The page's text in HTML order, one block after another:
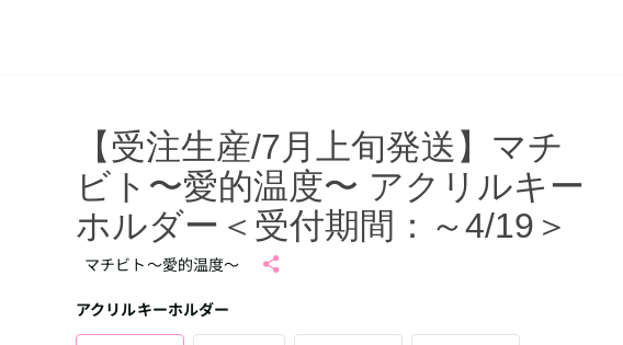
【受注生産/7月上旬発送】マチ
ビト〜愛的温度〜 アクリルキー
ホルダー＜受付期間：～4/19＞
マチビト〜愛的温度〜
アクリルキーホルダー